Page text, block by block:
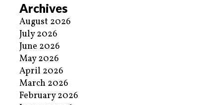
Archives
August 2026
July 2026
June 2026
May 2026
April 2026
March 2026
February 2026